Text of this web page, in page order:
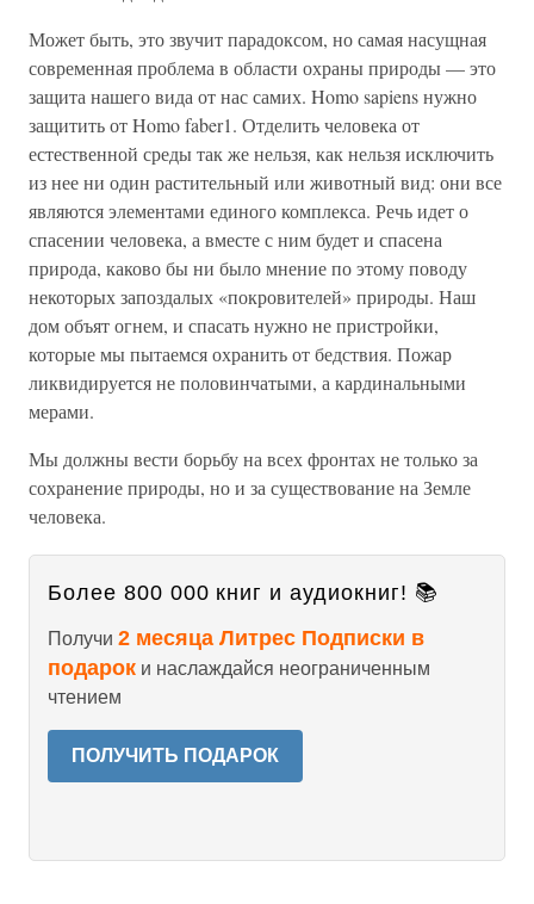
Может быть, это звучит парадоксом, но самая насущная
современная проблема в области охраны природы — это
защита нашего вида от нас самих. Homo sapiens нужно
защитить от Homo faber1. Отделить человека от
естественной среды так же нельзя, как нельзя исключить
из нее ни один растительный или животный вид: они все
являются элементами единого комплекса. Речь идет о
спасении человека, а вместе с ним будет и спасена
природа, каково бы ни было мнение по этому поводу
некоторых запоздалых «покровителей» природы. Наш
дом объят огнем, и спасать нужно не пристройки,
которые мы пытаемся охранить от бедствия. Пожар
ликвидируется не половинчатыми, а кардинальными
мерами.
Мы должны вести борьбу на всех фронтах не только за
сохранение природы, но и за существование на Земле
человека.
Более 800 000 книг и аудиокниг! 📚
Получи 2 месяца Литрес Подписки в
подарок и наслаждайся неограниченным
чтением
ПОЛУЧИТЬ ПОДАРОК